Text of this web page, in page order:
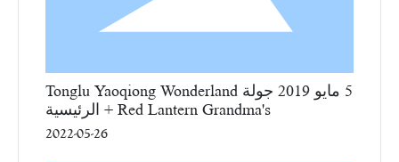
5 مايو 2019 جولة Tonglu Yaoqiong Wonderland
+ Red Lantern Grandma's الرئيسية
2022-05-26